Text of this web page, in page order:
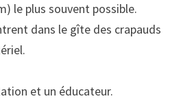
le plus souvent possible.
dans le gîte des crapauds
et un éducateur.